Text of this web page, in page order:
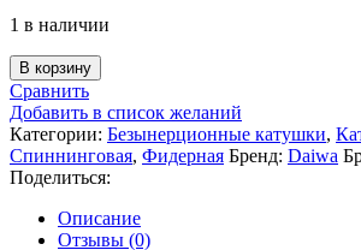
1 в наличии
В корзину
Сравнить
Добавить в список желаний
Категории: Безынерционные катушки,
Спиннинговая, Фидерная Бренд: Daiwa
Поделиться:
Описание
Отзывы (0)